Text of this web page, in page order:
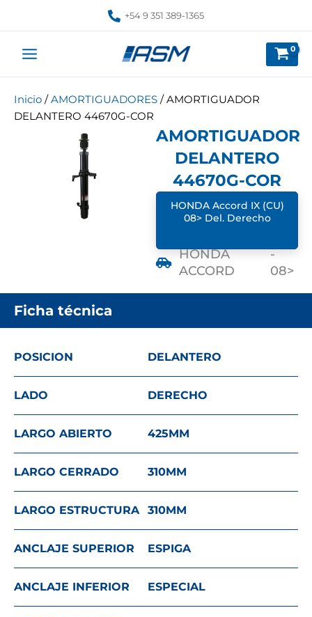
+54 9 351 389-1365
Inicio /AMORTIGUADORES / AMORTIGUADOR
DELANTERO 44670G-COR
AMORTIGUADOR
DELANTERO
44670G-COR
HONDA Accord IX (CU)
08> Del. Derecho
HONDA
ACCORD
-
08>
Ficha técnica
POSICION DELANTERO
LADO DERECHO
LARGO ABIERTO 425MM
LARGO CERRADO 310MM
LARGO ESTRUCTURA 310MM
ANCLAJE SUPERIOR ESPIGA
ANCLAJE INFERIOR ESPECIAL